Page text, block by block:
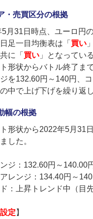
・売買区分の根拠
5月31日時点、ユーロ円
足一目均衡表は「 買い
に「 買い 」となってい
形状からバトル終了ま
を132.60円～140円、
中で上げ下げを繰り返
幅の根拠
形状から2022年5月31
した。
ジ：132.60円～140.00
レンジ：134.40円～
ド：上昇トレンド中（目
定 】